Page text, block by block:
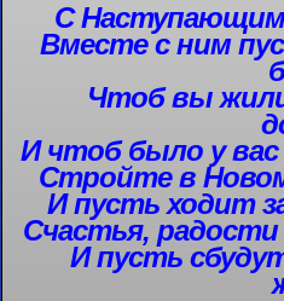
С Наступающим
Вместе с ним
Чтоб вы
И чтоб было у вас
Стройте в
И пусть ходит
Счастья,
И пусть